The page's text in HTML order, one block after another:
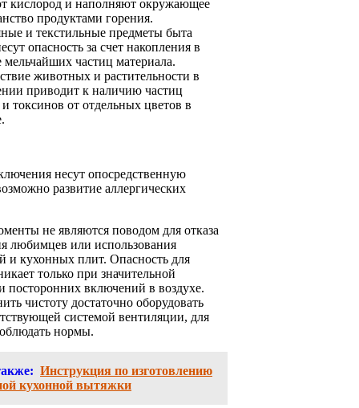
кислород и наполняют окружающее
продуктами горения.
и текстильные предметы быта
опасность за счет накопления в
мельчайших частиц материала.
животных и растительности в
приводит к наличию частиц
токсинов от отдельных цветов в
несут опосредственную
развитие аллергических
не являются поводом для отказа
любимцев или использования
и кухонных плит. Опасность для
только при значительной
посторонних включений в воздухе.
чистоту достаточно оборудовать
системой вентиляции, для
нормы.
Инструкция по изготовлению
кухонной вытяжки